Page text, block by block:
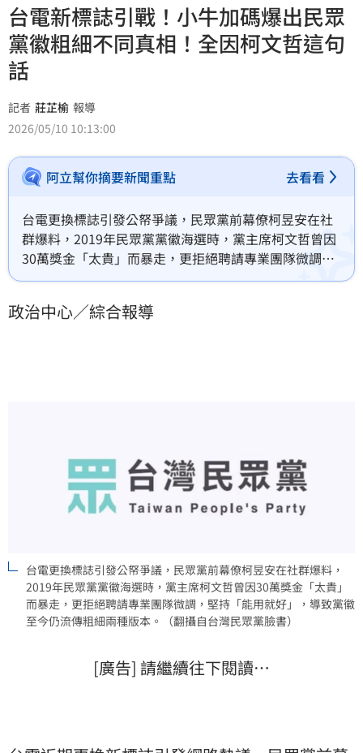
台電新標誌引戰！小牛加碼爆出民眾
黨徽粗細不同真相！全因柯文哲這句
話
記者 莊芷榆 報導
2026/05/10 10:13:00
阿立幫你摘要新聞重點 去看看
台電更換標誌引發公帑爭議，民眾黨前幕僚柯昱安在社
群爆料，2019年民眾黨黨徽海選時，黨主席柯文哲曾因
30萬獎金「太貴」而暴走，更拒絕聘請專業團隊微調，
堅持「能用就好」，導致黨徽至今仍流傳粗細兩種版
千萬的雙標行徑。本文揭露民眾黨黨徽設計背後的秘
政治中心／綜合報導
台電更換標誌引發公帑爭議，民眾黨前幕僚柯昱安在社群爆料，
2019年民眾黨黨徽海選時，黨主席柯文哲曾因30萬獎金「太貴」
而暴走，更拒絕聘請專業團隊微調，堅持「能用就好」，導致黨徽
至今仍流傳粗細兩種版本。（翻攝自台灣民眾黨臉書）
[廣告] 請繼續往下閱讀…